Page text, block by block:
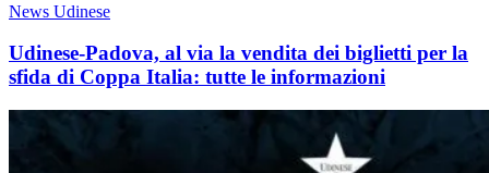
News Udinese
Udinese-Padova, al via la vendita dei biglietti per la
sfida di Coppa Italia: tutte le informazioni